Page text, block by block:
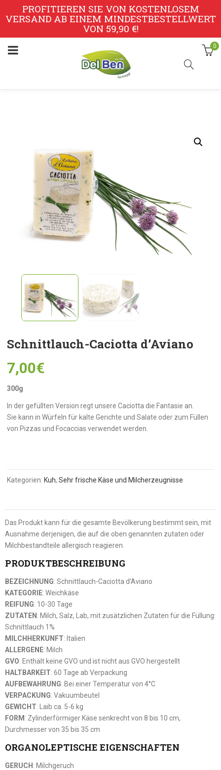
PROFITIEREN SIE VON KOSTENLOSEM
VERSAND AB EINEM MINDESTBESTELLWERT
VON 59,90 €!
0
Schnittlauch-Caciotta d’Aviano
7,00€
300g
In der gefüllten Version regt unsere Caciotta die Fantasie an.
Sie kann in Würfeln für kalte Gerichte und Salate oder zum Füllen
von Pizzas und Focaccias verwendet werden.
Kategorien: Kuh,Sehr frische Käse und Milcherzeugnisse
Das Produkt kann für die gesamte Bevölkerung bestimmt sein, mit
Ausnahme derjenigen, die auf die oben genannten zutaten oder
Milchbestandteile allergisch reagieren.
PRODUKTBESCHREIBUNG
BEZEICHNUNG: Schnittlauch-Caciotta d’Aviano
KATEGORIE: Weichkäse
REIFUNG: 10-30 Tage
ZUTATEN : Milch, Salz, Lab, mit zusätzlichen Zutaten für die Füllung:
Schnittlauch 1%
MILCHHERKUNFT: Italien
ALLERGENE: Milch
GVO: Enthält keine GVO und ist nicht aus GVO hergestellt
HALTBARKEIT: 60 Tage ab Verpackung
AUFBEWAHRUNG: Bei einer Temperatur von 4°C
VERPACKUNG: Vakuumbeutel
GEWICHT: Laib ca. 5-6 kg
FORM : Zylinderförmiger Käse senkrecht von 8 bis 10 cm,
Durchmesser von 35 bis 35 cm
ORGANOLEPTISCHE EIGENSCHAFTEN
GERUCH : Milchgeruch